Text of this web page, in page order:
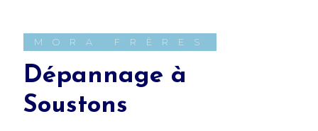
MORA FRÈRES
dépannage à
Soustons